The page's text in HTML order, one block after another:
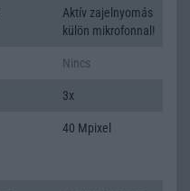
Aktív zajelnyomás
külön mikrofonnal!
Nincs
3x
40 Mpixel